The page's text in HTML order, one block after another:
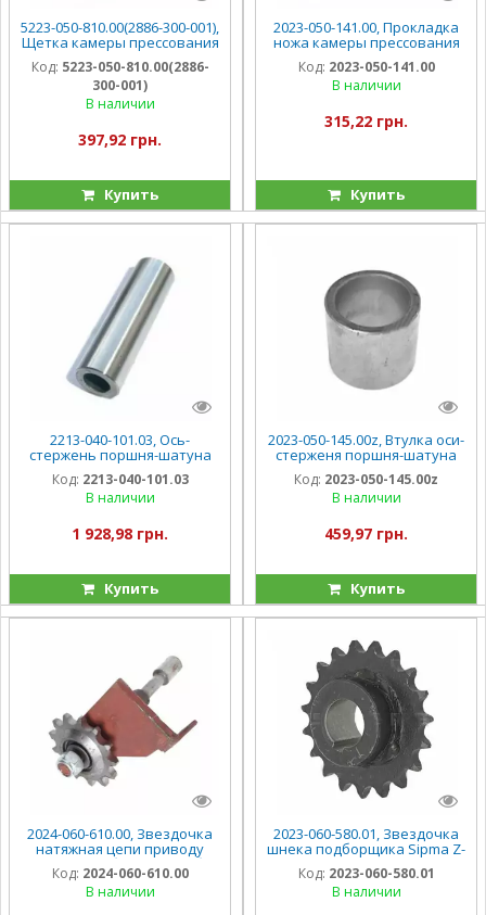
5223-050-810.00(2886-300-001),
Щетка камеры прессования
Sipma Z-224
Код: 5223-050-810.00(2886-
300-001)
В наличии
397,92 грн.
Купить
2023-050-141.00, Прокладка
ножа камеры прессования
подвижного Sipma Z-224
Код: 2023-050-141.00
В наличии
315,22 грн.
Купить
2213-040-101.03, Ось-
стержень поршня-шатуна
Sipma Z-224
Код: 2213-040-101.03
В наличии
1 928,98 грн.
Купить
2023-050-145.00z, Втулка оси-
стерженя поршня-шатуна
Sipma Z-224
Код: 2023-050-145.00z
В наличии
459,97 грн.
Купить
2024-060-610.00, Звездочка
натяжная цепи приводу
шнека подборщика в сб.
Sipma Z-224
Код: 2024-060-610.00
В наличии
2023-060-580.01, Звездочка
шнека подборщика Sipma Z-
224
Код: 2023-060-580.01
В наличии